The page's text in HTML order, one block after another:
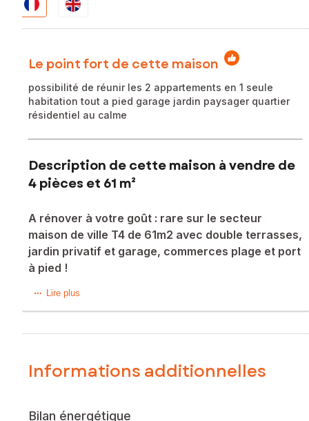
Le point fort de cette maison
possibilité de réunir les 2 appartements en 1 seule
habitation tout a pied garage jardin paysager quartier
résidentiel au calme
Description de cette maison à vendre de
4 pièces et 61 m²
A rénover à votre goût : rare sur le secteur
maison de ville T4 de 61m2 avec double terrasses,
jardin privatif et garage, commerces plage et port
à pied !
Rare sur le secteur, au centre ville de Cavalaire-sur-Mer
proximité immédiate des plages et des commerces. Ce
convivialité, parfait pour profiter pleinement du style de vie
balnéaire de la région.
d'un jardin privatif aux essences méditerranéennes, idéal
Lire plus
Informations additionnelles
Bilan énergétique